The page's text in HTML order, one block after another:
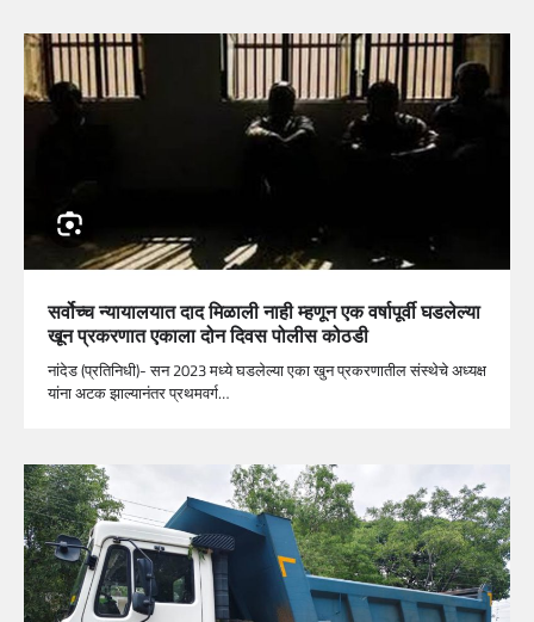
सर्वोच्च न्यायालयात दाद मिळाली नाही म्हणून एक वर्षापूर्वी घडलेल्या
खून प्रकरणात एकाला दोन दिवस पोलीस कोठडी
नांदेड (प्रतिनिधी)- सन 2023 मध्ये घडलेल्या एका खुन प्रकरणातील संस्थेचे अध्यक्ष
यांना अटक झाल्यानंतर प्रथमवर्ग…